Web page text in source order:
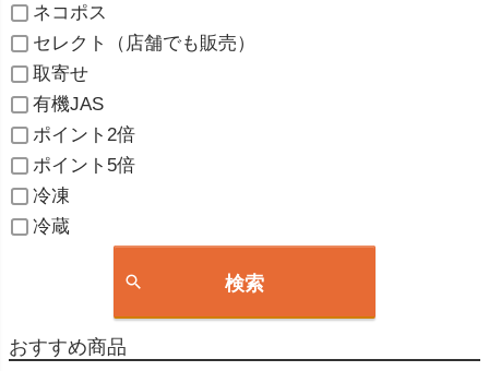
ネコポス
セレクト（店舗でも販売）
取寄せ
有機JAS
ポイント2倍
ポイント5倍
冷凍
冷蔵
検索
おすすめ商品